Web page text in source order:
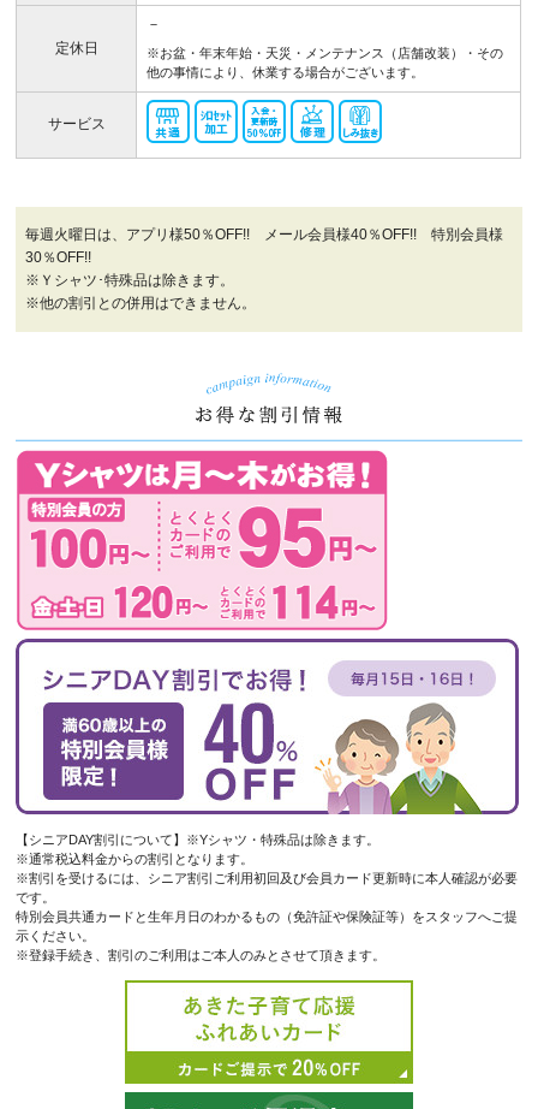
定休日
－
※お盆・年末年始・天災・メンテナンス（店舗改装）・その
他の事情により、休業する場合がございます。
サービス
毎週火曜日は、アプリ様50％OFF!! メール会員様40％OFF!! 特別会員様
30％OFF!!
※Ｙシャツ･特殊品は除きます。
※他の割引との併用はできません。
【シニアDAY割引について】※Yシャツ・特殊品は除きます。
※通常税込料金からの割引となります。
※割引を受けるには、シニア割引ご利用初回及び会員カード更新時に本人確認が必要
です。
特別会員共通カードと生年月日のわかるもの（免許証や保険証等）をスタッフへご提
示ください。
※登録手続き、割引のご利用はご本人のみとさせて頂きます。